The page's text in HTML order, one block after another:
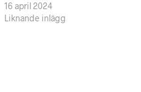
16 april 2024
Liknande inlägg